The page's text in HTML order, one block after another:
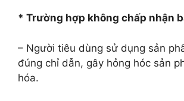
* Trường hợp không chấp nhận
– Người tiêu dùng sử dụng sản
đúng chỉ dẫn, gây hỏng hóc sản
hóa.